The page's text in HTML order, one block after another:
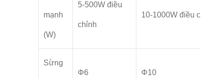
mạnh
(W)
5-500W điều
chỉnh
10-1000W điều chỉnh
Sừng
Φ6 Φ10